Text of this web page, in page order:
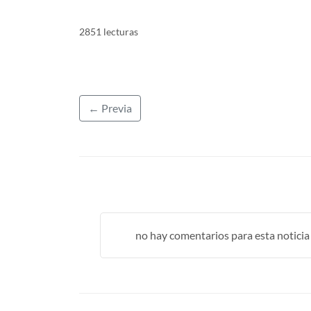
2851 lecturas
← Previa
no hay comentarios para esta noticia ...